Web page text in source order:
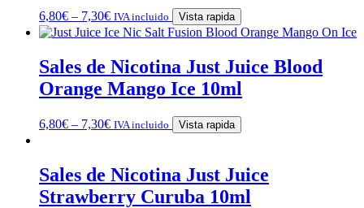
6,80€ – 7,30€ IVA incluido Vista rapida
Sales de Nicotina Just Juice Blood
Orange Mango Ice 10ml
6,80€ – 7,30€ IVA incluido Vista rapida
Sales de Nicotina Just Juice
Strawberry Curuba 10ml